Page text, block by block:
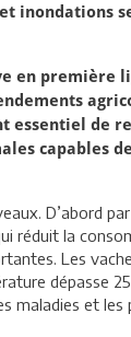
inondations
en première
essentiel de
capables
D’abord
réduit la
Les
dépasse 25
maladies et